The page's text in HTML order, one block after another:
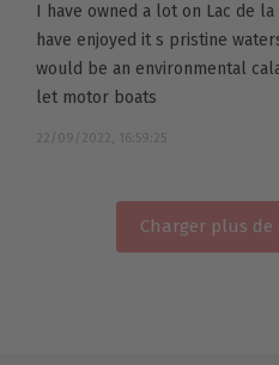
I have owned a lot on Lac de
have enjoyed it s pristine
would be an environmental
let motor boats
22/09/2022, 16:59:25
Charger plus